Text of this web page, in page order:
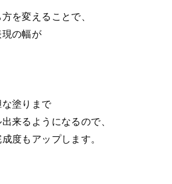
を変えることで、
の幅が
塗りまで
来るようになるので、
度もアップします。